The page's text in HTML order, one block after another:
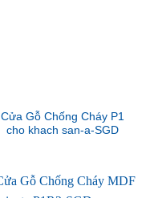
Cửa Gỗ Chống Cháy P1
cho khach san-a-SGD